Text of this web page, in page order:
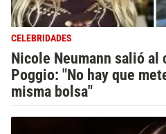
CELEBRIDADES
Nicole Neumann salió
Poggio: "No hay que
misma bolsa"